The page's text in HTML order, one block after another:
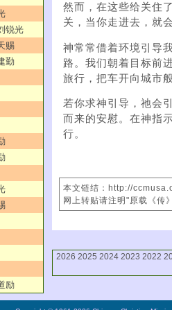
锐光
赐
勤
励
然而，在这些给关住
关，当你走进去，就
神常常借着环境引导
路。我们朝着目标前
旅行，把车开向城市
若你求神引导，祂会
而来的安慰。在神指
行。
本文链结：http://
网上转贴请注明"原载《传
2026 2025 2024 2023 2022